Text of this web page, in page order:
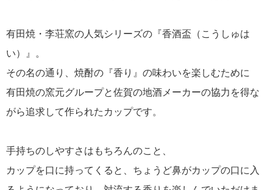
有田焼・李荘窯の人気シリーズの『香酒盃（こうしゅは
い）』。
その名の通り、焼酎の『香り』の味わいを楽しむために
有田焼の窯元グループと佐賀の地酒メーカーの協力を得な
がら追求して作られたカップです。
手持ちのしやすさはもちろんのこと、
カップを口に持ってくると、ちょうど鼻がカップの口に入